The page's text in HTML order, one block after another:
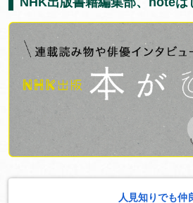
人見知りでも